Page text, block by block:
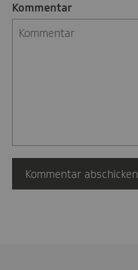
Kommentar
Kommentar abschicken